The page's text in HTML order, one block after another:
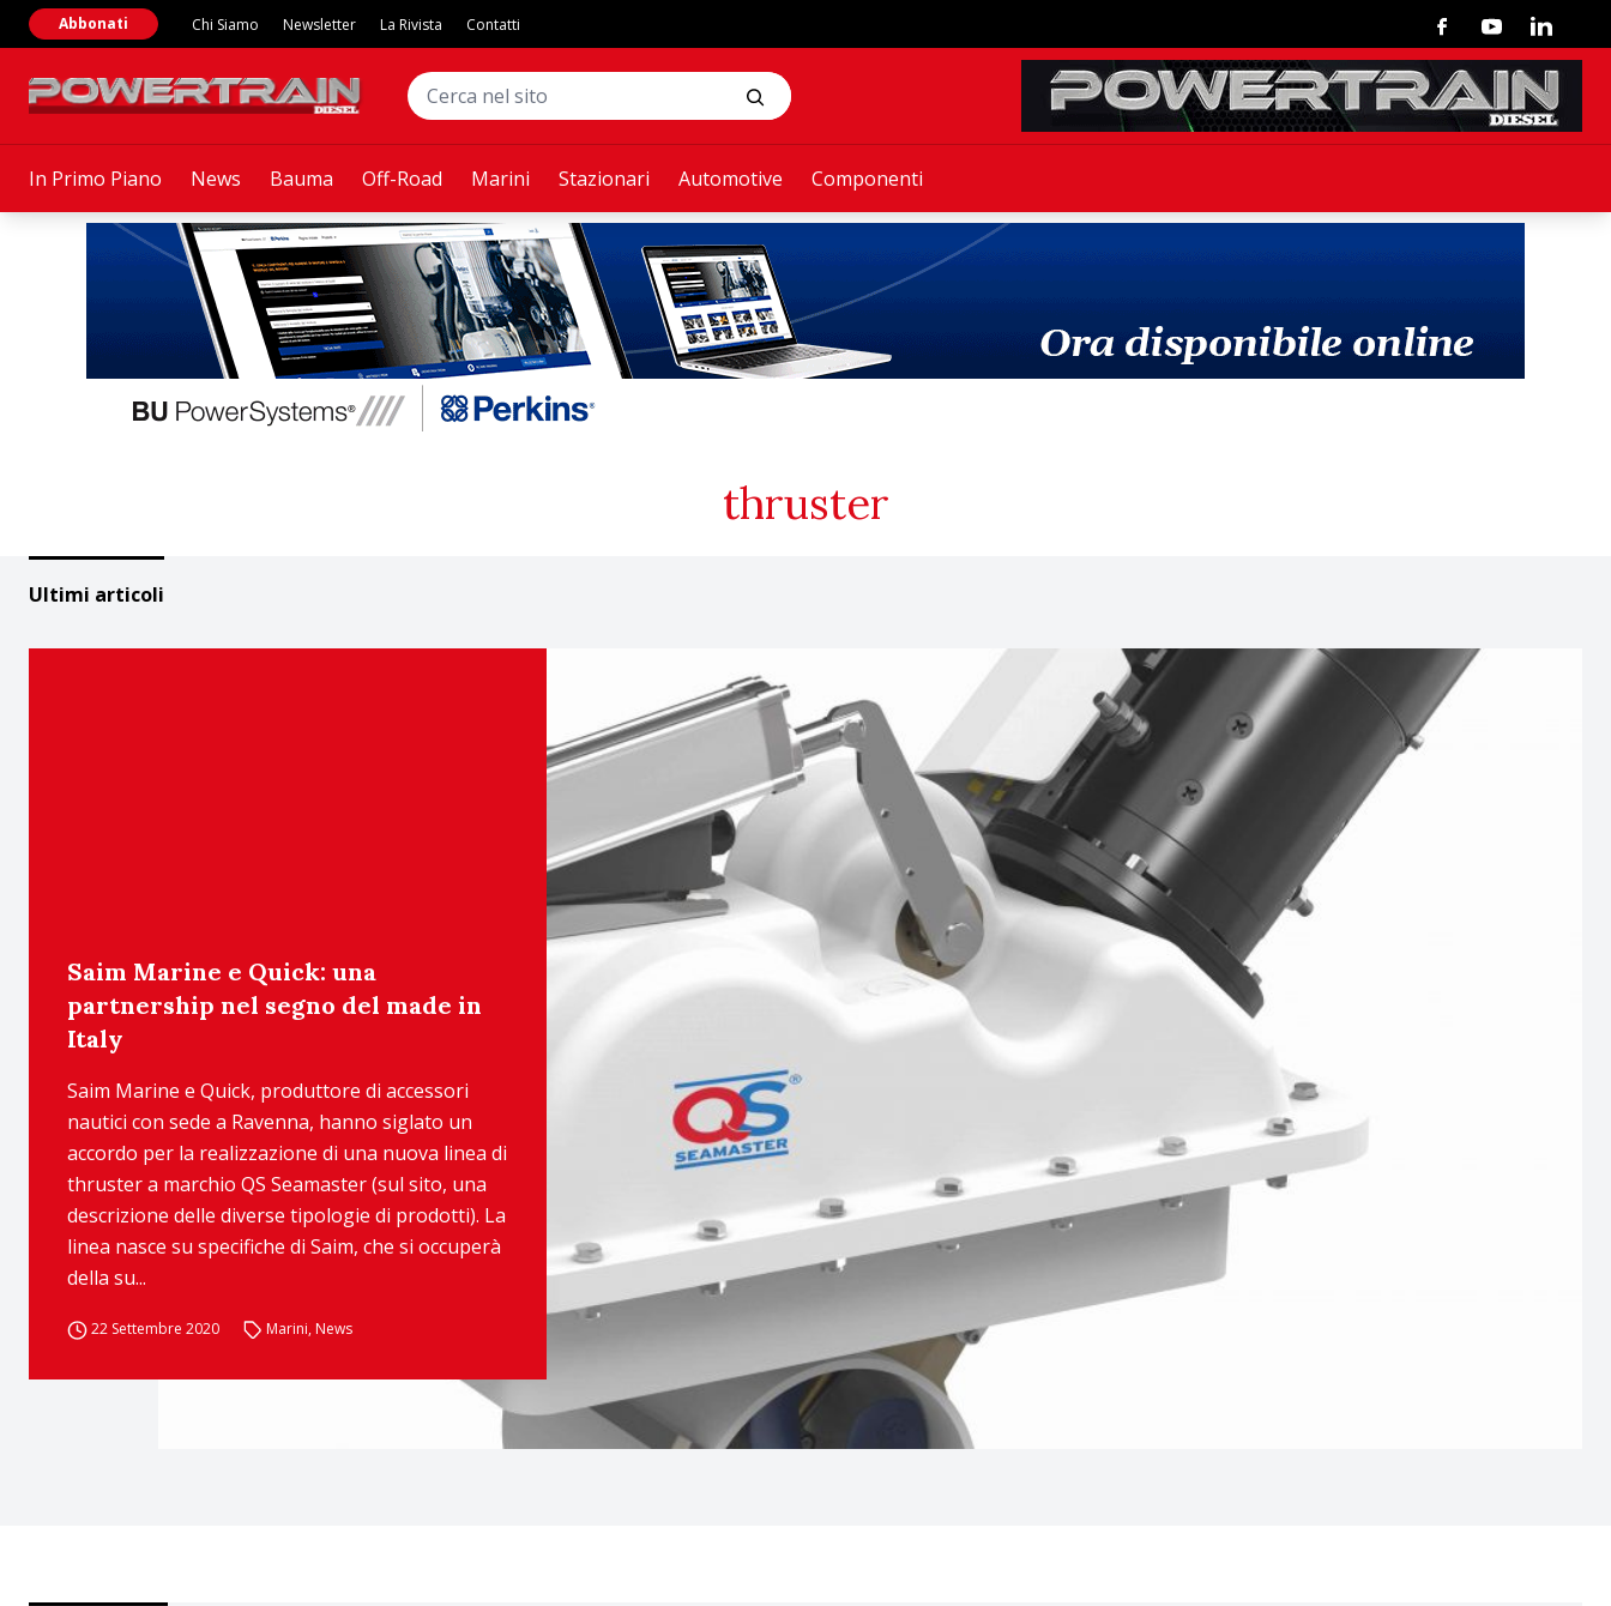
In Primo Piano News Bauma Off-Road Marini Stazionari Automotive Componenti
Abbonati Chi Siamo Newsletter La Rivista Contatti FacebookYoutubeLinkedin
thruster
Ultimi articoli
Saim Marine e Quick: una
partnership nel segno del made in
Italy
Saim Marine e Quick, produttore di accessori
nautici con sede a Ravenna, hanno siglato un
accordo per la realizzazione di una nuova linea di
thruster a marchio QS Seamaster (sul sito, una
descrizione delle diverse tipologie di prodotti). La
linea nasce su specifiche di Saim, che si occuperà
della su...
22 Settembre 2020 Marini, News